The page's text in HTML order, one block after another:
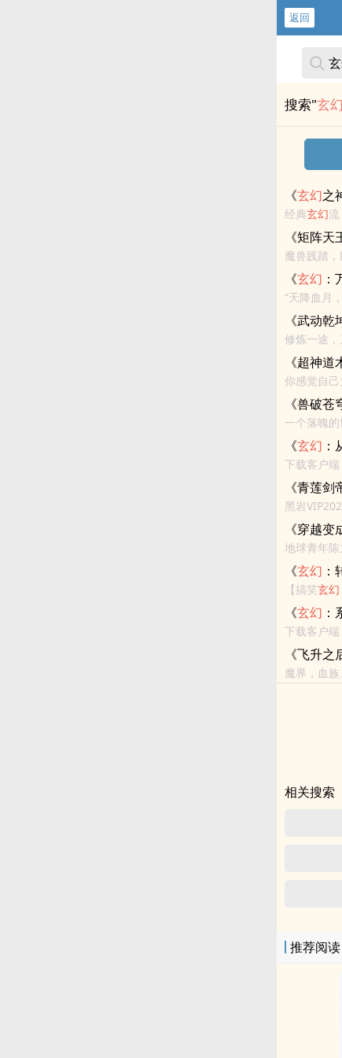
返回
搜索"玄幻
《玄幻之
经典玄幻
进入宗门
《矩阵天
魔兽践踏
《玄幻 ：
“天降血月
《武动乾
修炼一途
《超神道
你感觉自
对手力大
《兽破苍
一个落魄
峰，与天
《玄幻
下载客户
还不错的
《青莲剑
黑岩VIP2021-07-11完结 3426584字 534219
《穿越变
《玄幻
【搞笑玄幻
是装逼，
能一边与...
《玄幻
下载客户端
《飞升之
魔界，血
耻辱的《
相关搜索
推荐阅读